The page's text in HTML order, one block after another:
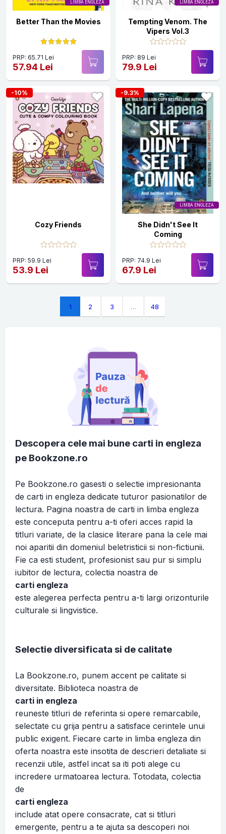
LIMBA ENGLEZA
Better Than the Movies
PRP: 65.71 Lei
57.94 Lei
LIMBA ENGLEZA
Tempting Venom. The
Vipers Vol.3
PRP: 89 Lei
79.9 Lei
-10%
Cozy Friends
PRP: 59.9 Lei
53.9 Lei
LIMBA ENGLEZA
-9.3%
She Didn't See It
Coming
PRP: 74.9 Lei
67.9 Lei
1 2 3 … 48
Descopera cele mai bune carti in engleza
pe Bookzone.ro
Pe Bookzone.ro gasesti o selectie impresionanta
de carti in engleza dedicate tuturor pasionatilor de
lectura. Pagina noastra de carti in limba engleza
este conceputa pentru a-ti oferi acces rapid la
titluri variate, de la clasice literare pana la cele mai
noi aparitii din domeniul beletristicii si non-fictiunii.
Fie ca esti student, profesionist sau pur si simplu
iubitor de lectura, colectia noastra de
carti engleza
este alegerea perfecta pentru a-ti largi orizonturile
culturale si lingvistice.
Selectie diversificata si de calitate
La Bookzone.ro, punem accent pe calitate si
diversitate. Biblioteca noastra de
carti in engleza
reuneste titluri de referinta si opere remarcabile,
selectate cu grija pentru a satisface cerintele unui
public exigent. Fiecare carte in limba engleza din
oferta noastra este insotita de descrieri detaliate si
recenzii utile, astfel incat sa iti poti alege cu
incredere urmatoarea lectura. Totodata, colectia
de
carti engleza
include atat opere consacrate, cat si titluri
emergente, pentru a te ajuta sa descoperi noi